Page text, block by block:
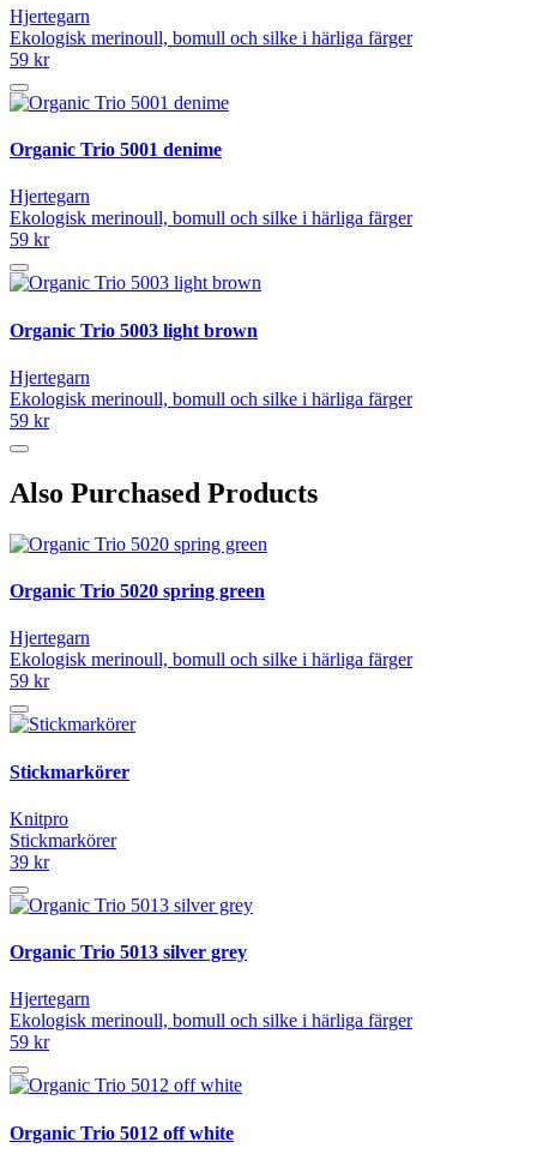
Hjertegarn
Ekologisk merinoull, bomull och silke i härliga färger
59 kr
Organic Trio 5001 denime
Hjertegarn
Ekologisk merinoull, bomull och silke i härliga färger
59 kr
Organic Trio 5003 light brown
Hjertegarn
Ekologisk merinoull, bomull och silke i härliga färger
59 kr
Also Purchased Products
Organic Trio 5020 spring green
Hjertegarn
Ekologisk merinoull, bomull och silke i härliga färger
59 kr
Stickmarkörer
Knitpro
Stickmarkörer
39 kr
Organic Trio 5013 silver grey
Hjertegarn
Ekologisk merinoull, bomull och silke i härliga färger
59 kr
Organic Trio 5012 off white